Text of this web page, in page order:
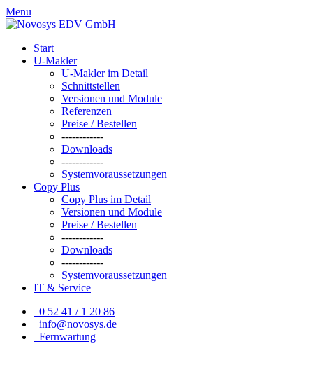
Menu
Start
U-Makler
U-Makler im Detail
Schnittstellen
Versionen und Module
Referenzen
Preise / Bestellen
------------
Downloads
------------
Systemvoraussetzungen
Copy Plus
Copy Plus im Detail
Versionen und Module
Preise / Bestellen
------------
Downloads
------------
Systemvoraussetzungen
IT & Service
0 52 41 / 1 20 86
info@novosys.de
Fernwartung